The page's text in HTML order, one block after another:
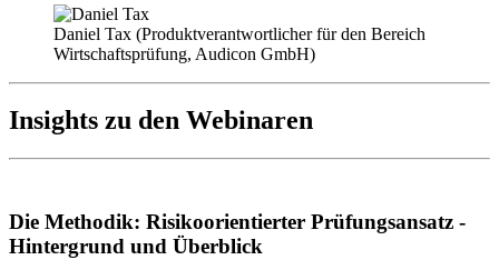
Daniel Tax (Produktverantwortlicher für den Bereich
Wirtschaftsprüfung, Audicon GmbH)
Insights zu den Webinaren
Die Methodik: Risikoorientierter Prüfungsansatz -
Hintergrund und Überblick